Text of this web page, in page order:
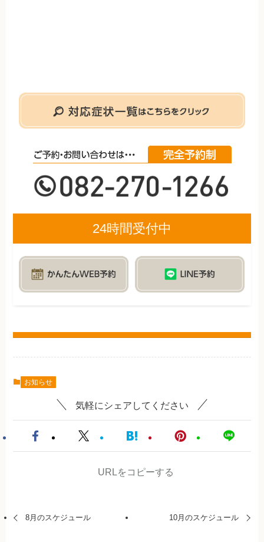
24時間受付中
お知らせ
気軽にシェアしてください
URLをコピーする
8月のスケジュール 10月のスケジュール